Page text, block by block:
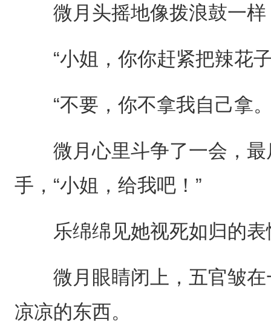
微月头摇地像拨浪鼓一样
“小姐，你你赶紧把辣花子
“不要，你不拿我自己拿
微月心里斗争了一会，最
手，“小姐，给我吧！”
乐绵绵见她视死如归的表
微月眼睛闭上，五官皱在
凉凉的东西。